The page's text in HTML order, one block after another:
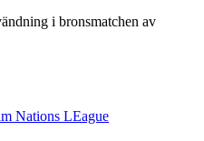
i bronsmatchen av